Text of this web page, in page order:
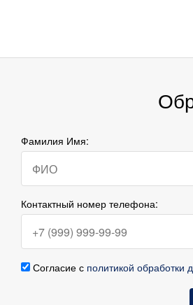
Фамилия Имя:
Контактный номер телефона:
Согласие с политикой обработки